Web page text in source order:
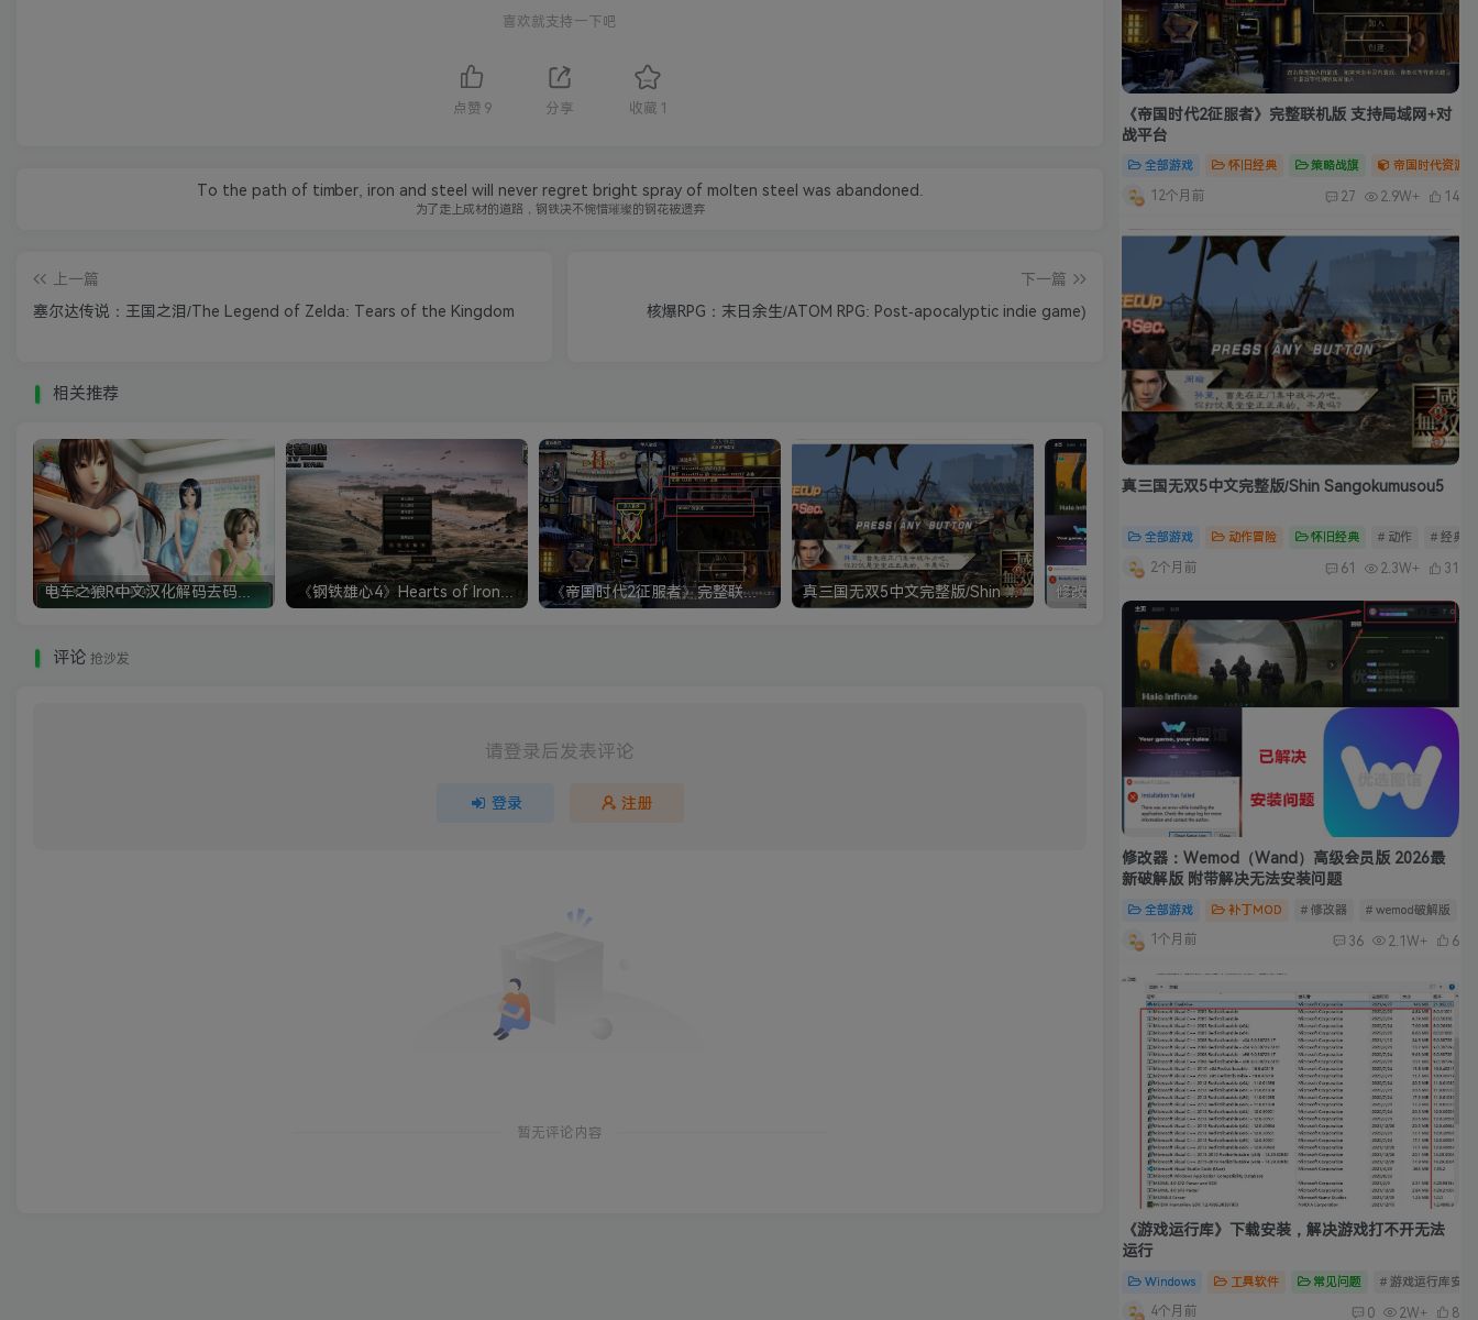
喜欢就支持一下吧
点赞 9 分享 收藏 1
To the path of timber, iron and steel will never regret bright spray of molten steel was abandoned.
为了走上成材的道路，钢铁决不惋惜璀璨的钢花被遗弃
上一篇
塞尔达传说：王国之泪/The Legend of Zelda: Tears of the Kingdom
下一篇
核爆RPG：末日余生/ATOM RPG: Post-apocalyptic indie game)
相关推荐
电车之狼R中文汉化解码去码硬盘完整破解版+MOD特典+全CG存档+攻略|修复卡顿 《钢铁雄心4》Hearts of Iron IV 解压版+正版账号 《帝国时代2征服者》完整联机版 支持局域网+对战平台 真三国无双5中文完整版/Shin Sangokumusou5
评论 抢沙发
请登录后发表评论
登录 注册
暂无评论内容
《帝国时代2征服者》完整联机版 支持局域网+对
战平台
全部游戏 怀旧经典 策略战旗 帝国时代资源
12个月前 27 2.9W+ 14
真三国无双5中文完整版/Shin Sangokumusou5
全部游戏 动作冒险 怀旧经典 # 动作 # 经典
2个月前 61 2.3W+ 31
修改器：Wemod（Wand）高级会员版 2026最
新破解版 附带解决无法安装问题
全部游戏 补丁MOD # 修改器 # wemod破解版
1个月前 36 2.1W+ 6
《游戏运行库》下载安装，解决游戏打不开无法
运行
Windows 工具软件 常见问题 # 游戏运行库安装
4个月前 0 2W+ 8